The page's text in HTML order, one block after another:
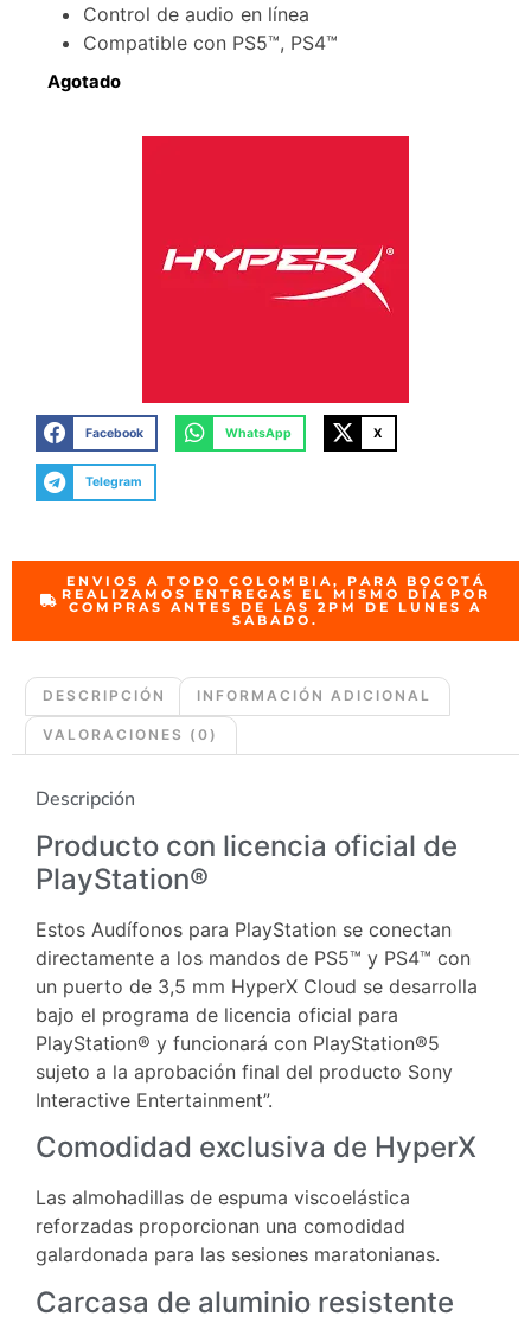
Control de audio en línea
Compatible con PS5™, PS4™
Agotado
Facebook WhatsApp X
Telegram
ENVIOS A TODO COLOMBIA, PARA BOGOTÁ
REALIZAMOS ENTREGAS EL MISMO DÍA POR
COMPRAS ANTES DE LAS 2PM DE LUNES A
SABADO.
DESCRIPCIÓN INFORMACIÓN ADICIONAL
VALORACIONES (0)
Descripción
Producto con licencia oficial de
PlayStation®
Estos Audífonos para PlayStation se conectan
directamente a los mandos de PS5™ y PS4™ con
un puerto de 3,5 mm HyperX Cloud se desarrolla
bajo el programa de licencia oficial para
PlayStation® y funcionará con PlayStation®5
sujeto a la aprobación final del producto Sony
Interactive Entertainment”.
Comodidad exclusiva de HyperX
Las almohadillas de espuma viscoelástica
reforzadas proporcionan una comodidad
galardonada para las sesiones maratonianas.
Carcasa de aluminio resistente